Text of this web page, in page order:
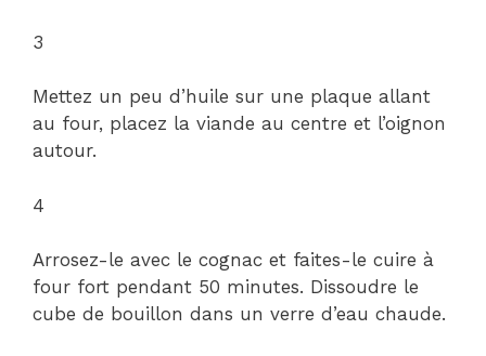
3
Mettez un peu d’huile sur une plaque allant
au four, placez la viande au centre et l’oignon
autour.
4
Arrosez-le avec le cognac et faites-le cuire à
four fort pendant 50 minutes. Dissoudre le
cube de bouillon dans un verre d’eau chaude.